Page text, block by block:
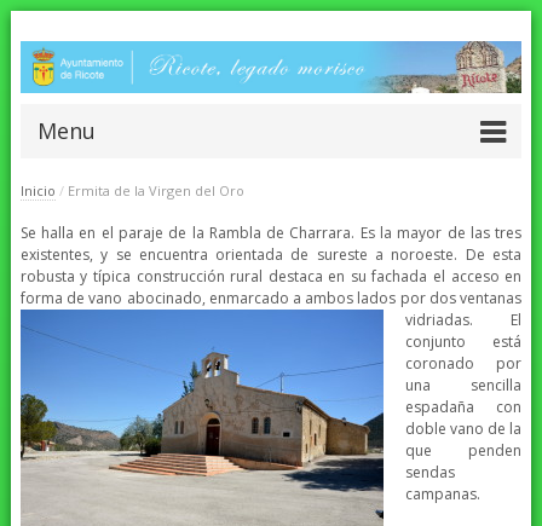
Menu
Inicio / Ermita de la Virgen del Oro
Se halla en el paraje de la Rambla de Charrara. Es la mayor de las tres
existentes, y se encuentra orientada de sureste a noroeste. De esta
robusta y típica construcción rural destaca en su fachada el acceso en
forma de vano abocinado, enmarcado a ambos lados por dos ventanas
vidriadas. El
conjunto está
coronado por
una sencilla
espadaña con
doble vano de la
que penden
sendas
campanas.